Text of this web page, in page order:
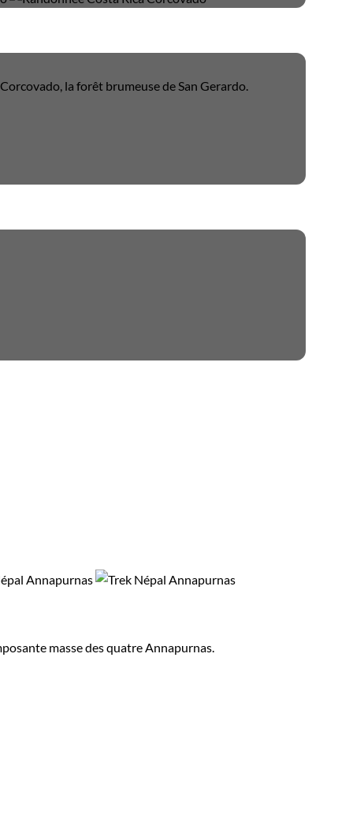
la forêt brumeuse de San Gerardo.
masse des quatre Annapurnas.